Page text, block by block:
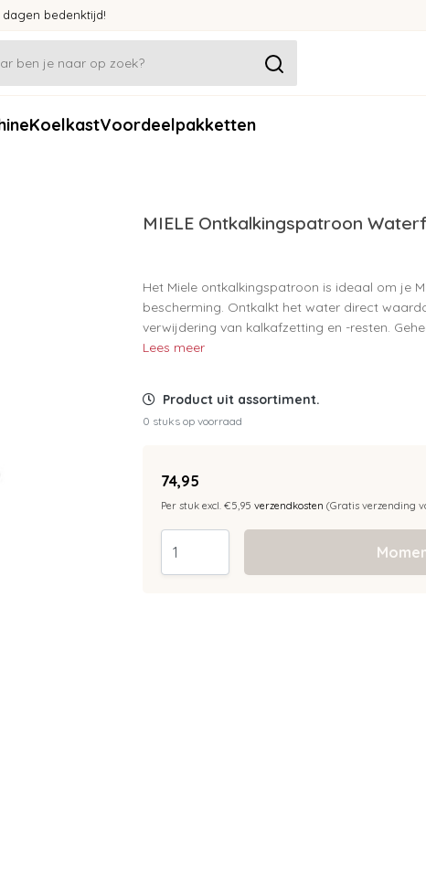
dagen bedenktijd!
KoelkastVoordeelpakketten
MIELE Ontkalkingspatroon
Het Miele ontkalkingspatroon is ideaal om je
bescherming. Ontkalkt het water direct
verwijdering van kalkafzetting en -resten.
Lees meer
Product uit assortiment.
0 stuks op voorraad
74,95
Per stuk excl. €5,95 verzendkosten (Gratis verzending